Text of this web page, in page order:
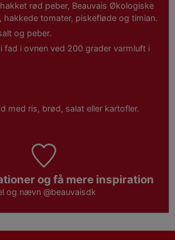
rød peber, Beauvais Økologiske
hakkede tomater, piskefløde og timian.
og peber.
fad i ovnen ved 200 grader varmluft i
med ris, brød, salat eller kartofler.
og få mere inspiration
og nævn @beauvaisdk